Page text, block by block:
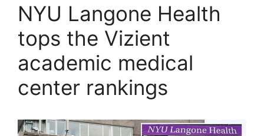
NYU Langone Health
tops the Vizient
academic medical
center rankings